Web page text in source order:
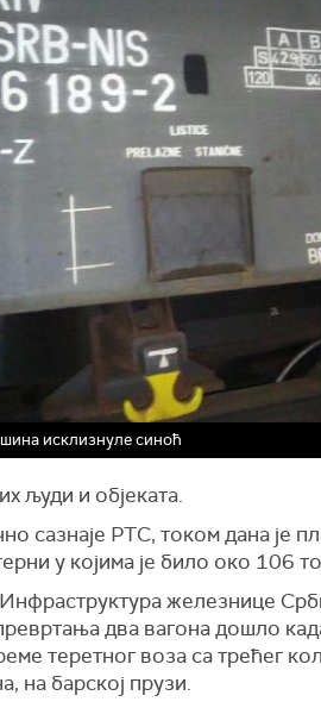
исклизнуле синоћ
људи и објеката.
сазнаје РТС, током дана је
у којима је било око 106
железнице
два вагона дошло
теретног воза са трећег
на барској прузи.